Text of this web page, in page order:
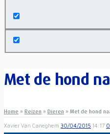
Met de hond
Home » Reizen » Dieren » Met de hond
Xavier Van Caneghem 30/04/2015 14:17 0